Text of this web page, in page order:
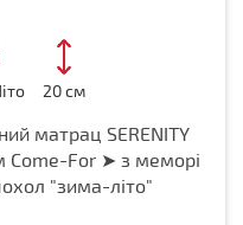
20 см
матрац SERENITY
Come-For ➤ з меморі
"зима-літо"